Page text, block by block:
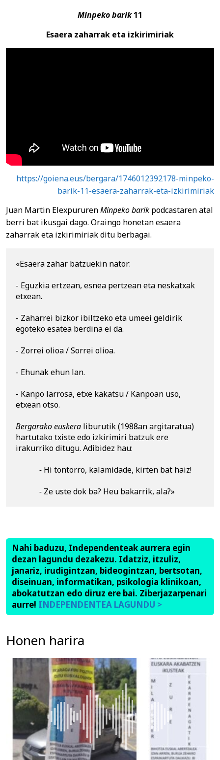
Minpeko barik11
Esaera zaharrak eta izkirimiriak
https://goiena.eus/bergara/1746012392178-minpeko-
barik-11-esaera-zaharrak-eta-izkirimiriak
Juan Martin ElexpururenMinpeko barik podcastaren atal
berri bat ikusgai dago. Oraingo honetan esaera
zaharrak eta izkirimiriak ditu berbagai.
«Esaera zahar batzuekin nator:
- Eguzkia ertzean, esnea pertzean eta neskatxak
etxean.
- Zaharrei bizkor ibiltzeko eta umeei geldirik
egoteko esatea berdina ei da.
- Zorrei olioa / Sorrei olioa.
- Ehunak ehun lan.
- Kanpo larrosa, etxe kakatsu / Kanpoan uso,
etxean otso.
Bergarako euskera liburutik (1988an argitaratua)
hartutako txiste edo izkirimiri batzuk ere
irakurriko ditugu. Adibidez hau:
- Hi tontorro, kalamidade, kirten bat haiz!
- Ze uste dok ba? Heu bakarrik, ala?»
Nahi baduzu, Independenteak aurrera egin
dezan lagundu dezakezu. Idatziz, itzuliz,
janariz, irudigintzan, bideogintzan, bertsotan,
diseinuan, informatikan, psikologia klinikoan,
abokatutzan edo diruz ere bai. Ziberjazarpenari
aurre! INDEPENDENTEA LAGUNDU >
Honen harira